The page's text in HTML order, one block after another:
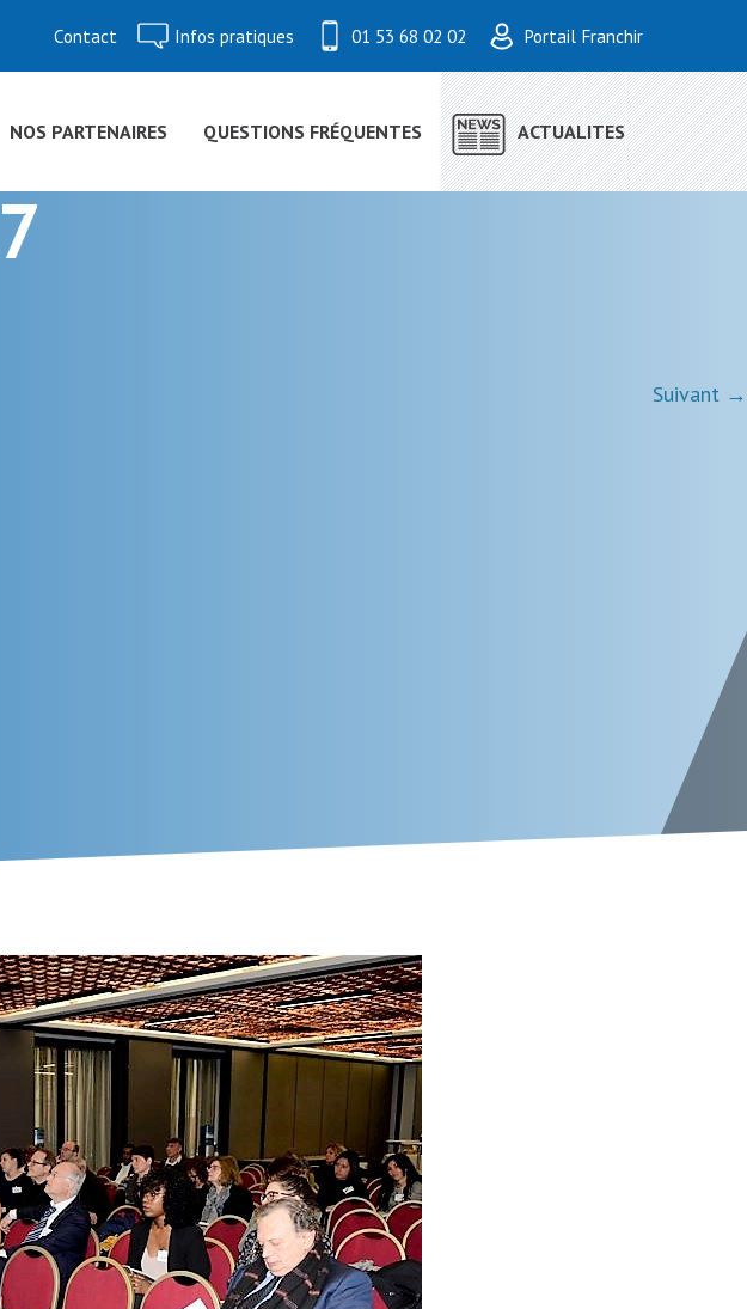
Contact Infos pratiques 01 53 68 02 02 Portail Franchir
NOS PARTENAIRES QUESTIONS FRÉQUENTES ACTUALITES
Suivant →